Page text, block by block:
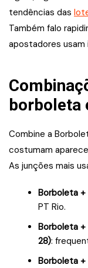
tendências das
Também falo
apostadores usam
borboleta
Combine a
costumam
As junções mais
Borboleta
PT Rio.
Borboleta
28):
Borboleta